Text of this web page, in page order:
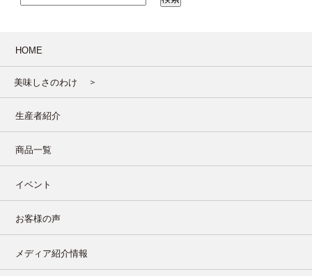
HOME
美味しさのわけ
生産者紹介
商品一覧
イベント
お客様の声
メディア紹介情報